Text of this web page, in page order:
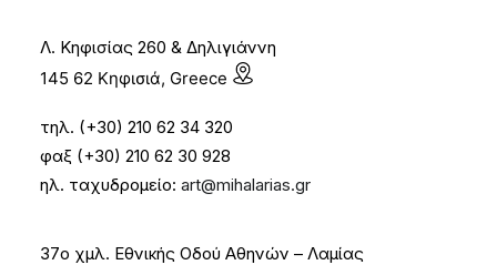
Λ. Κηφισίας 260 & Δηλιγιάννη
145 62 Κηφισιά, Greece
τηλ. (+30) 210 62 34 320
φαξ (+30) 210 62 30 928
ηλ. ταχυδρομείο: art@mihalarias.gr
37ο χμλ. Εθνικής Οδού Αθηνών – Λαμίας